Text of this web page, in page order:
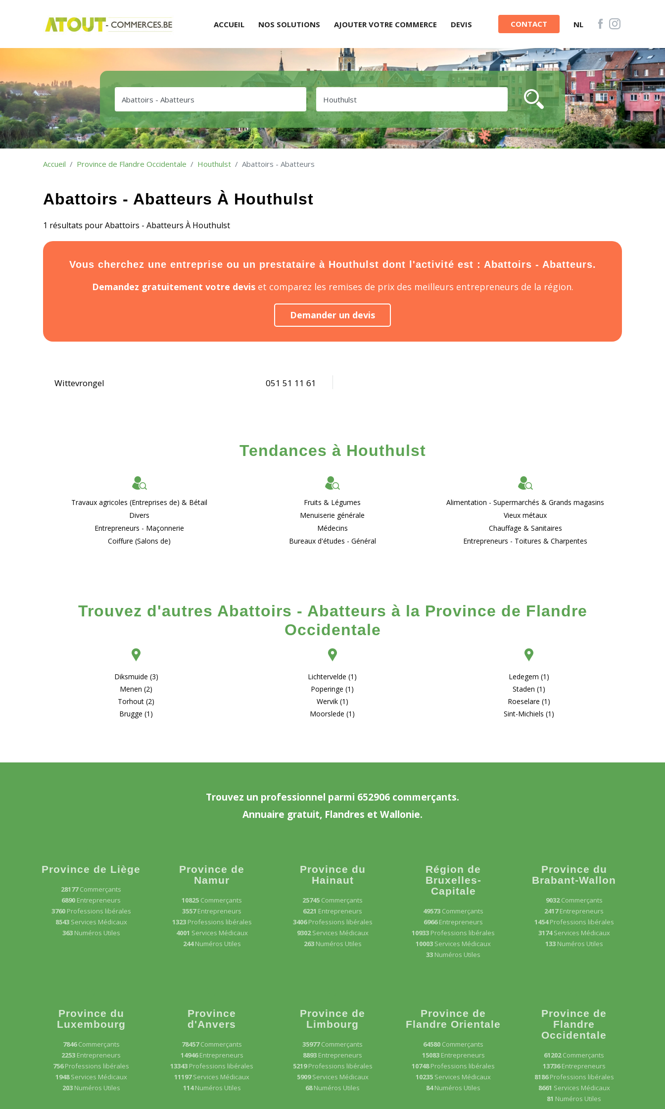
ACCUEIL NOS SOLUTIONS AJOUTER VOTRE COMMERCE DEVIS CONTACT NL
Accueil Province de Flandre Occidentale Houthulst Abattoirs - Abatteurs
Abattoirs - Abatteurs À Houthulst
1 résultats pour Abattoirs - Abatteurs À Houthulst
Vous cherchez une entreprise ou un prestataire à Houthulst dont l'activité est : Abattoirs - Abatteurs.
Demandez gratuitement votre deviset comparez les remises de prix des meilleurs entrepreneurs de la région.
Demander un devis
Wittevrongel 051 51 11 61
Tendances à Houthulst
Travaux agricoles (Entreprises de) & Bétail
Divers
Entrepreneurs - Maçonnerie
Coiffure (Salons de)
Fruits & Légumes
Menuiserie générale
Médecins
Bureaux d'études - Général
Alimentation - Supermarchés & Grands magasins
Vieux métaux
Chauffage & Sanitaires
Entrepreneurs - Toitures & Charpentes
Trouvez d'autres Abattoirs - Abatteurs à la Province de Flandre
Occidentale
Diksmuide (3)
Menen (2)
Torhout (2)
Brugge (1)
Lichtervelde (1)
Poperinge (1)
Wervik (1)
Moorslede (1)
Ledegem (1)
Staden (1)
Roeselare (1)
Sint-Michiels (1)
Trouvez un professionnel parmi 652906 commerçants.
Annuaire gratuit, Flandres et Wallonie.
Province de Liège
28177Commerçants
6890 Entrepreneurs
3760 Professions libérales
8543 Services Médicaux
363 Numéros Utiles
Province de
Namur
10825 Commerçants
3557Entrepreneurs
1323 Professions libérales
4001 Services Médicaux
244Numéros Utiles
Province du
Hainaut
25745 Commerçants
6221 Entrepreneurs
3406Professions libérales
9302Services Médicaux
263 Numéros Utiles
Région de
Bruxelles-
Capitale
49573 Commerçants
6966Entrepreneurs
10933 Professions libérales
10003 Services Médicaux
33 Numéros Utiles
Province du
Brabant-Wallon
9032Commerçants
2417Entrepreneurs
1454Professions libérales
3174Services Médicaux
133 Numéros Utiles
Province du
Luxembourg
7846Commerçants
2253 Entrepreneurs
756Professions libérales
1948Services Médicaux
203 Numéros Utiles
Province
d'Anvers
78457Commerçants
14946Entrepreneurs
13343 Professions libérales
11197Services Médicaux
114Numéros Utiles
Province de
Limbourg
35977Commerçants
8893 Entrepreneurs
5219Professions libérales
5909Services Médicaux
68Numéros Utiles
Province de
Flandre Orientale
64580 Commerçants
15083 Entrepreneurs
10748Professions libérales
10235 Services Médicaux
84Numéros Utiles
Province de
Flandre
Occidentale
61202Commerçants
13736Entrepreneurs
8186Professions libérales
8661 Services Médicaux
81 Numéros Utiles